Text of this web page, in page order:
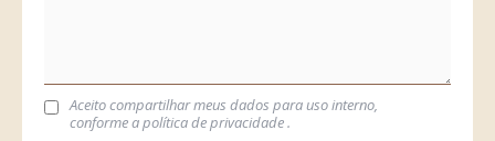
Aceito compartilhar meus dados para uso interno,
conforme apolítica de privacidade.